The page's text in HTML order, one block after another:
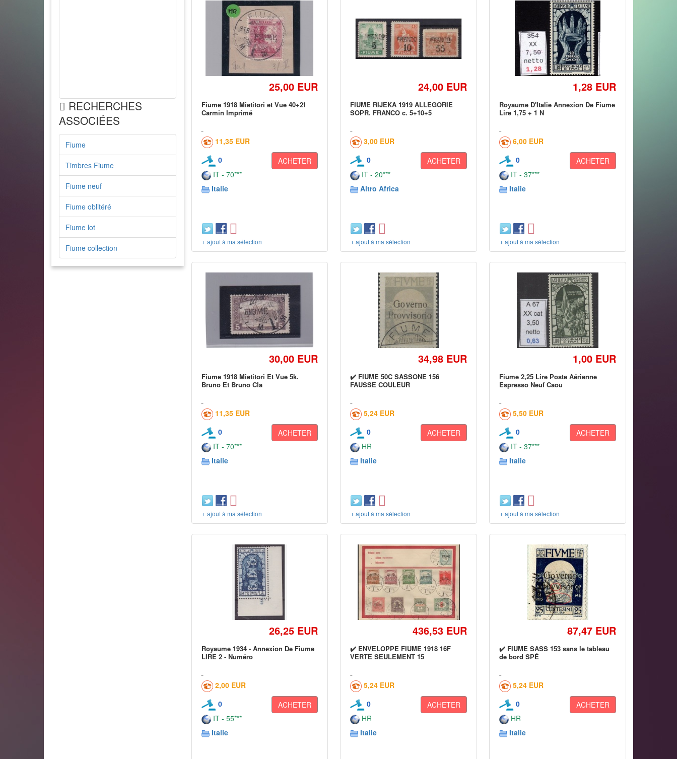
RECHERCHES
ASSOCIÉES
Fiume
Timbres Fiume
Fiume neuf
Fiume oblitéré
Fiume lot
Fiume collection
25,00 EUR
Fiume 1918 Mietitori et Vue 40+2f
Carmin Imprimé
11,35 EUR
0
ACHETER
IT - 70***
Italie
+ ajout à ma sélection
24,00 EUR
FIUME RIJEKA 1919 ALLEGORIE
SOPR. FRANCO c. 5+10+5
3,00 EUR
0
ACHETER
IT - 20***
Altro Africa
+ ajout à ma sélection
1,28 EUR
Royaume D'Italie Annexion De Fiume
Lire 1,75 + 1 N
6,00 EUR
0
ACHETER
IT - 37***
Italie
+ ajout à ma sélection
30,00 EUR
Fiume 1918 Mietitori Et Vue 5k.
Bruno Et Bruno Cla
11,35 EUR
0
ACHETER
IT - 70***
Italie
+ ajout à ma sélection
34,98 EUR
✔️ FIUME 50C SASSONE 156
FAUSSE COULEUR
5,24 EUR
0
ACHETER
HR
Italie
+ ajout à ma sélection
1,00 EUR
Fiume 2,25 Lire Poste Aérienne
Espresso Neuf Caou
5,50 EUR
0
ACHETER
IT - 37***
Italie
+ ajout à ma sélection
26,25 EUR
Royaume 1934 - Annexion De Fiume
LIRE 2 - Numéro
2,00 EUR
0
ACHETER
IT - 55***
Italie
436,53 EUR
✔️ ENVELOPPE FIUME 1918 16F
VERTE SEULEMENT 15
5,24 EUR
0
ACHETER
HR
Italie
87,47 EUR
✔️ FIUME SASS 153 sans le tableau
de bord SPÉ
5,24 EUR
0
ACHETER
HR
Italie